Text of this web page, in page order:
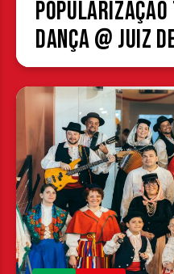
Popularização
Dança @ Juiz